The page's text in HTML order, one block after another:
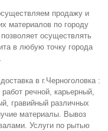
продажу и
материалов по городу
осуществлять
в любую точку города
в г.Черноголовка :
речной, карьерный,
гравийный различных
материалы. Вывоз
Услуги по рытью